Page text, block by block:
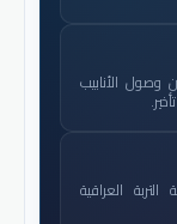
الأنابيب
العراقية